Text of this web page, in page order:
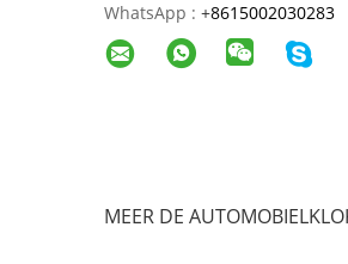
WhatsApp : +8615002030283
MEER DE